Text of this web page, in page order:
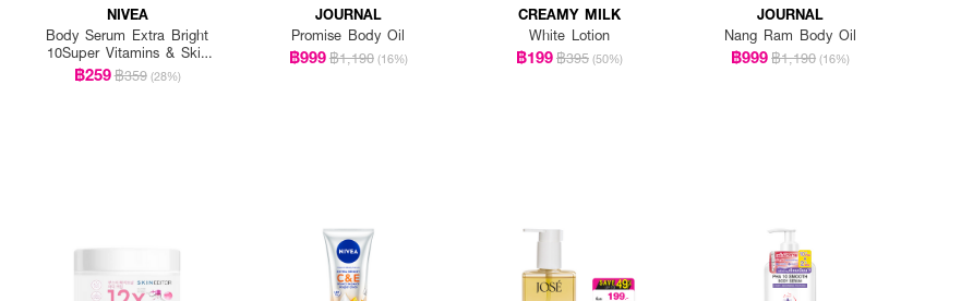
NIVEA
Body Serum Extra Bright
10Super Vitamins & Skin
Foods Glow Perfection
(300Mlx2)
฿259฿359 (28%)
JOURNAL
Promise Body Oil
฿999฿1,190 (16%)
CREAMY MILK
White Lotion
฿199฿395 (50%)
JOURNAL
Nang Ram Body Oil
฿999฿1,190 (16%)